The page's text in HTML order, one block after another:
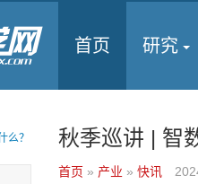
首页 研究
么？ 秋季巡讲 | 智
首页 » 产业 » 快讯